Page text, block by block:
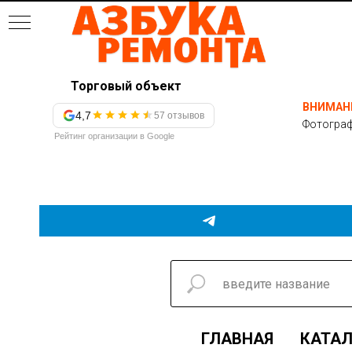
Торговый объект
4,7 57 отзывов
Рейтинг организации в Google
ГЛАВНАЯ